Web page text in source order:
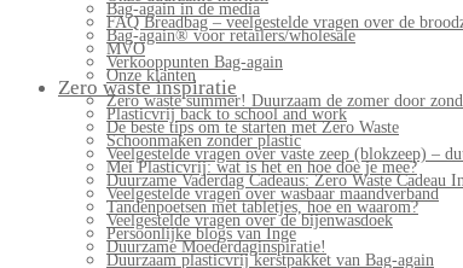
Bag-again in de media
FAQ Breadbag – veelgestelde vragen over de
Bag-again® voor retailers/wholesale
MVO
Verkooppunten Bag-again
Onze klanten
Zero waste inspiratie
Zero waste summer! Duurzaam de zomer door
Plasticvrij back to school and work
De beste tips om te starten met Zero Waste
Schoonmaken zonder plastic
Veelgestelde vragen over vaste zeep (blokzeep) –
Mei Plasticvrij: wat is het en hoe doe je mee?
Duurzame Vaderdag Cadeaus: Zero Waste Cadeau
Veelgestelde vragen over wasbaar maandverband
Tandenpoetsen met tabletjes, hoe en waarom?
Veelgestelde vragen over de bijenwasdoek
Persoonlijke blogs van Inge
Duurzame Moederdaginspiratie!
Duurzaam plasticvrij kerstpakket van Bag-again